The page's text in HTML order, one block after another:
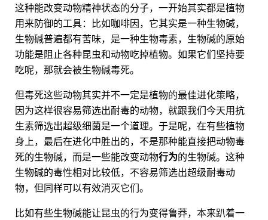
这种能改变动物精神状态的分子，一开始其实都是植物
用来防御的工具：比如咖啡因，它其实是一种生物碱，
生物碱普遍都有苦味，是一种生物毒素，生物碱的原始
功能是阻止各种昆虫和动物吃掉植物。如果它们坚持要
吃呢，那就会被生物碱毒死。
但毒死这些动物其实并不一定是植物的最佳进化策略，
因为这样很容易筛选出耐毒的动物，就跟我们今天用抗
生素筛选出超级细菌是一个道理。于是呢，在有些植物
身上，最后在进化中胜出的，不是那种能直接把动物毒
死的生物碱，而是一些能改变动物行为的生物碱。这种
生物碱的毒性相对比较低，不容易筛选出超级耐毒动
物，但同样可以有效消灭它们。
比如有些生物碱能让昆虫的行为变得鲁莽，本来趴着一